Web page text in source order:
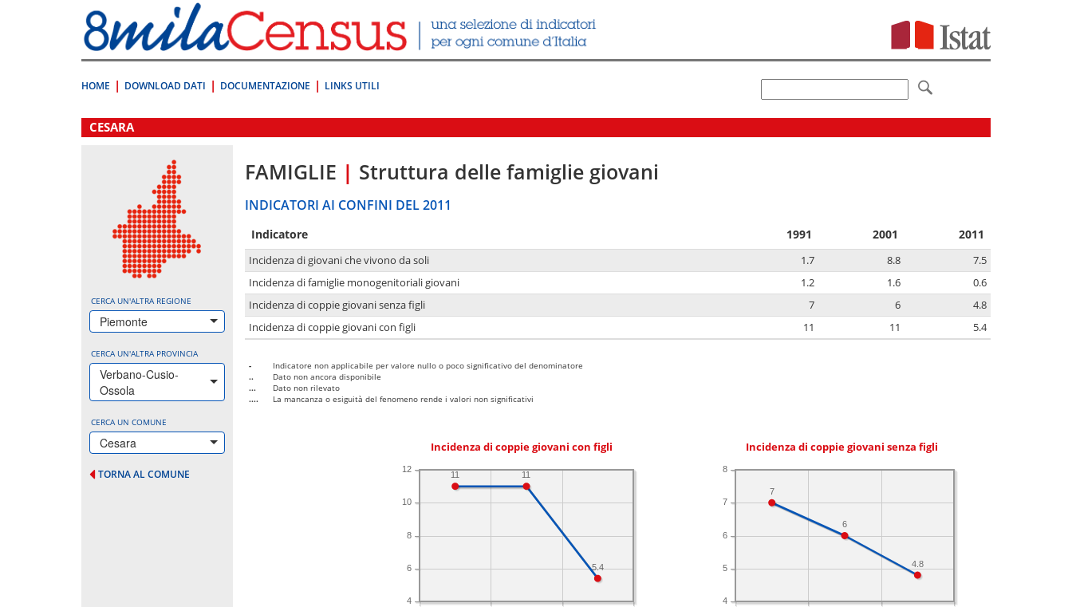
direttamente
a:
Contenuto
HOME DOWNLOAD DATI DOCUMENTAZIONE LINKS UTILI
.
CESARA
CERCA UN'ALTRA REGIONE
Piemonte
CERCA UN'ALTRA PROVINCIA
Verbano-Cusio-
Ossola
CERCA UN COMUNE
Cesara
TORNA AL COMUNE
FAMIGLIE | Struttura delle famiglie giovani
INDICATORI AI CONFINI DEL 2011
Indicatore 1991 2001 2011
Incidenza di giovani che vivono da soli 1.7 8.8
7.5
Incidenza di famiglie monogenitoriali giovani
1.2 1.6
0.6
Incidenza di coppie giovani senza figli
7 6
4.8
Incidenza di coppie giovani con figli
11 11 5.4
-
Indicatore non applicabile per valore nullo o poco significativo del denominatore
..
Dato non ancora disponibile
...
Dato non rilevato
....
La mancanza o esiguità del fenomeno rende i valori non significativi
Incidenza di coppie giovani con figli
4
6
8
10
12
5.4
11
11
Incidenza di coppie giovani senza figli
4
5
6
7
8
4.8
6
7